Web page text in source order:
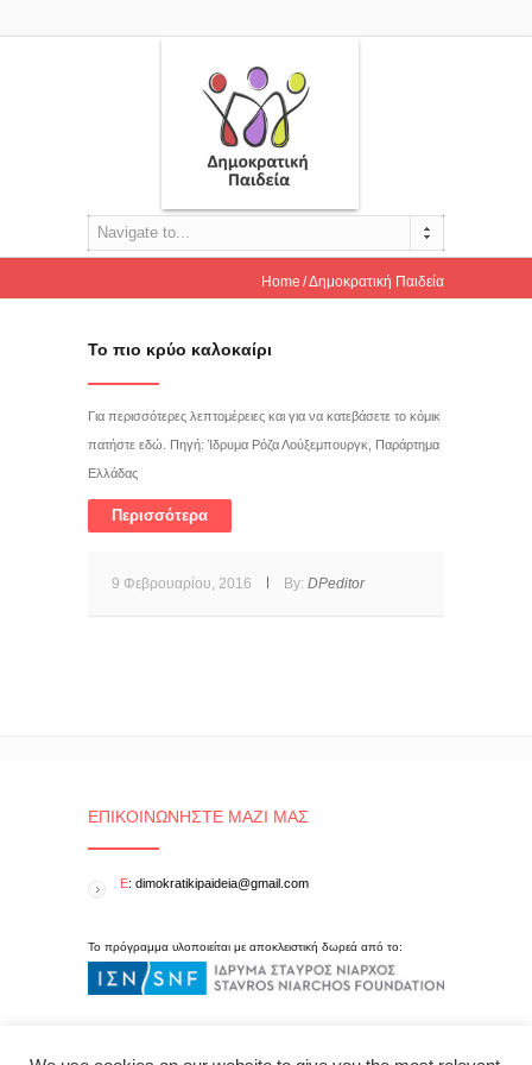
Navigate to...
Home Δημοκρατική Παιδεία
Το πιο κρύο καλοκαίρι
Για περισσότερες λεπτομέρειες και για να κατεβάσετε το κόμικ
πατήστε εδώ. Πηγή: Ίδρυμα Ρόζα Λούξεμπουργκ, Παράρτημα
Ελλάδας
Περισσότερα
9 Φεβρουαρίου, 2016 By: DPeditor
ΕΠΙΚΟΙΝΩΝΉΣΤΕ ΜΑΖΊ ΜΑΣ
E: dimokratikipaideia@gmail.com
Το πρόγραμμα υλοποιείται με αποκλειστική δωρεά από το: